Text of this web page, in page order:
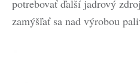
potrebovať ďalší jadrový
zamýšľať sa nad výrobou